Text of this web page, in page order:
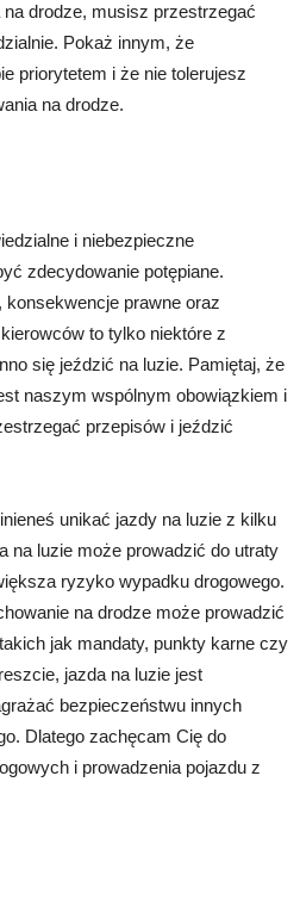
drodze, musisz przestrzegać
Pokaż innym, że
priorytetem i że nie tolerujesz
na drodze.
i niebezpieczne
zdecydowanie potępiane.
prawne oraz
to tylko niektóre z
się jeździć na luzie. Pamiętaj, że
naszym wspólnym obowiązkiem i
przepisów i jeździć
unikać jazdy na luzie z kilku
na luzie może prowadzić do utraty
ryzyko wypadku drogowego.
na drodze może prowadzić
jak mandaty, punkty karne czy
jazda na luzie jest
bezpieczeństwu innych
Dlatego zachęcam Cię do
i prowadzenia pojazdu z